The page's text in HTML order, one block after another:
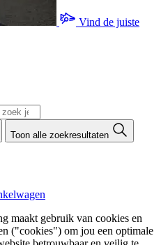
Vind de juiste
Toon alle zoekresultaten
maakt gebruik van cookies en
("cookies") om jou een optimale